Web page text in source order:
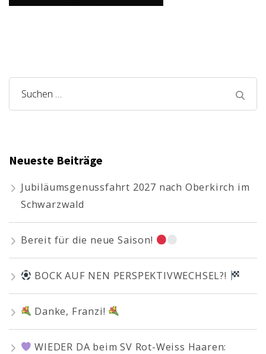
Suchen
nach:
Neueste Beiträge
Jubiläumsgenussfahrt 2027 nach Oberkirch im
Schwarzwald
Bereit für die neue Saison!
BOCK AUF NEN PERSPEKTIVWECHSEL?!
Danke, Franzi!
WIEDER DA beim SV Rot-Weiss Haaren: